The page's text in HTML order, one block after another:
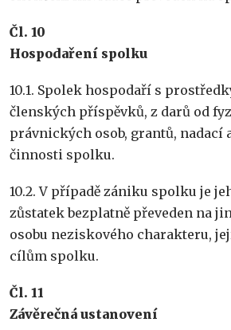
Čl. 10
Hospodaření spolku
10.1. Spolek hospodaří s
členských příspěvků, z darů od
právnických osob, grantů, nadací
činnosti spolku.
10.2. V případě zániku spolku je
zůstatek bezplatně převeden na
osobu neziskového charakteru,
cílům spolku.
Čl. 11
Závěrečná ustanovení